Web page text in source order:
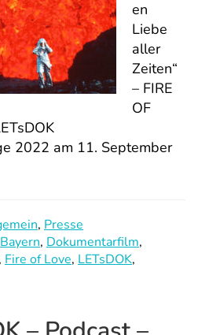
en
Liebe
aller
Zeiten“
– FIRE
OF
2022 am 11. September
, Presse
Bayern, Dokumentarfilm,
, Fire of Love, LETsDOK,